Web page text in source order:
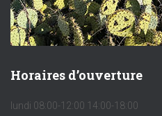
Horaires d’ouverture
lundi 08:00-12:00 14:00-18:00